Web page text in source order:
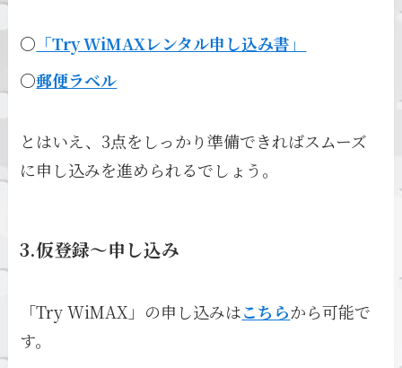
〇 「Try WiMAXレンタル申し込み書」
〇郵便ラベル
とはいえ、3点をしっかり準備できればスムーズ
に申し込みを進められるでしょう。
3.仮登録～申し込み
「Try WiMAX」の申し込みはこちらから可能で
す。